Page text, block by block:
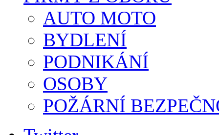
AUTO MOTO
BYDLENÍ
PODNIKÁNÍ
OSOBY
POŽÁRNÍ